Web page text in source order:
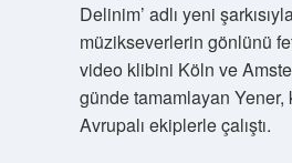
Delinim’ adlı yeni
müzikseverlerin gönlünü
video klibini Köln ve
günde tamamlayan Yener,
Avrupalı ​​ekiplerle çalıştı.